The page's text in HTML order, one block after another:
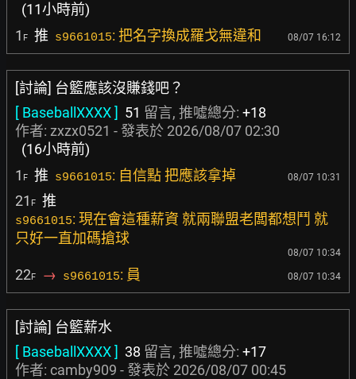
(11小時前)
1 F 推 s9661015: 把名字換成羅戈無違和 08/07 16:12
[討論] 台籃應該沒賺錢吧？
[ BaseballXXXX ] 51 留言, 推噓總分: +18
作者: zxzx0521 - 發表於 2026/08/07 02:30
(16小時前)
1 F 推 s9661015: 自信點 把應該拿掉 08/07 10:31
21 F 推
s9661015: 現在會這種薪資 就兩聯盟老闆都想鬥 就
只好一直加碼搶球
08/07 10:34
22F → s9661015: 員 08/07 10:34
[討論] 台籃薪水
[ BaseballXXXX ] 38 留言, 推噓總分: +17
作者: camby909 - 發表於 2026/08/07 00:45